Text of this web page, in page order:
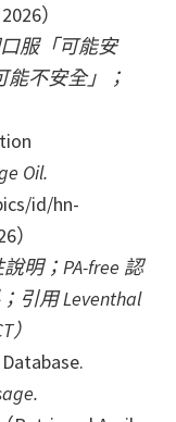
）
服「可能安
能不安全」；
Oil.
id/hn-
）
明；PA-free 認
引用 Leventhal
）